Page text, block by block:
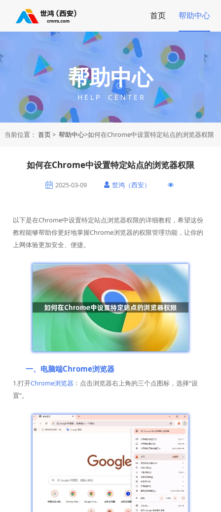
首页 帮助中心
帮助中心
H E L P C E N T E R
当前位置： 首页> 帮助中心>如何在Chrome中设置特定站点的浏览器权限
如何在Chrome中设置特定站点的浏览器权限
2025-03-09 世鸿（西安）
以下是在Chrome中设置特定站点浏览器权限的详细教程，希望这份
教程能够帮助你更好地掌握Chrome浏览器的权限管理功能，让你的
上网体验更加安全、便捷。
一、电脑端Chrome浏览器
1.打开Chrome浏览器 ：点击浏览器右上角的三个点图标，选择“设
置”。